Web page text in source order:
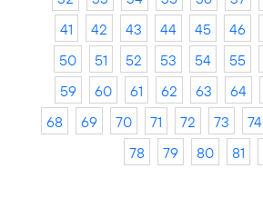
41
42 43 44 45 46
50
51 52 53 54 55
59
60 61 62 63 64
68
69 70 71 72 73 74
78
79 80 81